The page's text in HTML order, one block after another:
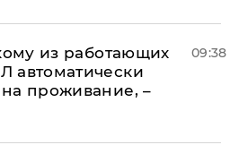
из работающих
автоматически
проживание, –
09:38